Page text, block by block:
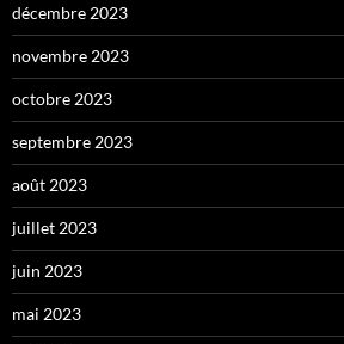
décembre 2023
novembre 2023
octobre 2023
septembre 2023
août 2023
juillet 2023
juin 2023
mai 2023